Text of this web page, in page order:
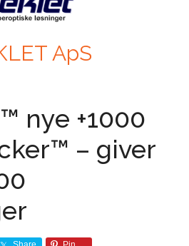
ApS
nye +1000
– giver